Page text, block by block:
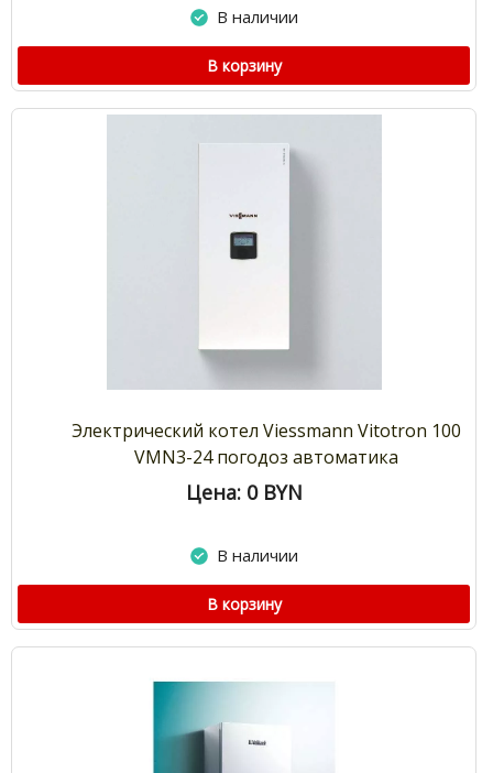
В наличии
В корзину
Электрический котел Viessmann Vitotron 100
VMN3-24 погодоз автоматика
Цена: 0 BYN
В наличии
В корзину